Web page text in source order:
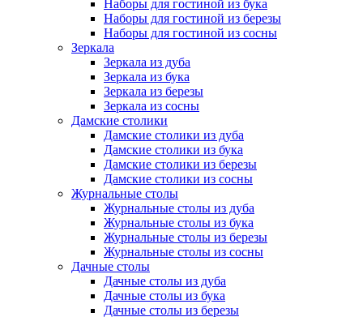
Наборы для гостиной из бука
Наборы для гостиной из березы
Наборы для гостиной из сосны
Зеркала
Зеркала из дуба
Зеркала из бука
Зеркала из березы
Зеркала из сосны
Дамские столики
Дамские столики из дуба
Дамские столики из бука
Дамские столики из березы
Дамские столики из сосны
Журнальные столы
Журнальные столы из дуба
Журнальные столы из бука
Журнальные столы из березы
Журнальные столы из сосны
Дачные столы
Дачные столы из дуба
Дачные столы из бука
Дачные столы из березы